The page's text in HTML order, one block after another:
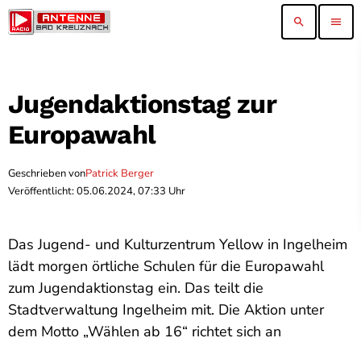
search menu
Jugendaktionstag zur
Europawahl
Geschrieben vonPatrick Berger
Veröffentlicht: 05.06.2024, 07:33 Uhr
Das Jugend- und Kulturzentrum Yellow in Ingelheim
lädt morgen örtliche Schulen für die Europawahl
zum Jugendaktionstag ein. Das teilt die
Stadtverwaltung Ingelheim mit. Die Aktion unter
dem Motto „Wählen ab 16“ richtet sich an